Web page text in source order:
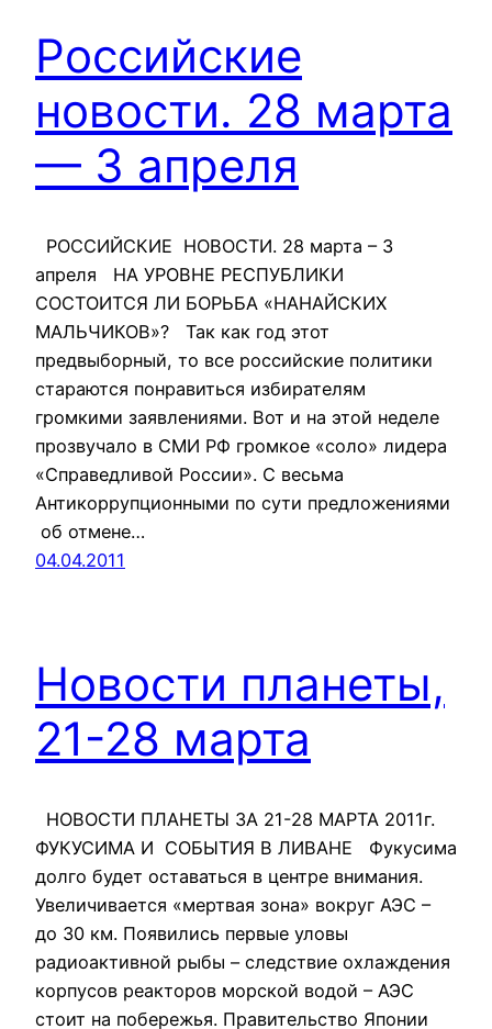
Российские
новости. 28 марта
— 3 апреля
РОССИЙСКИЕ НОВОСТИ. 28 марта – 3
апреля НА УРОВНЕ РЕСПУБЛИКИ
СОСТОИТСЯ ЛИ БОРЬБА «НАНАЙСКИХ
МАЛЬЧИКОВ»? Так как год этот
предвыборный, то все российские политики
стараются понравиться избирателям
громкими заявлениями. Вот и на этой неделе
прозвучало в СМИ РФ громкое «соло» лидера
«Справедливой России». С весьма
Антикоррупционными по сути предложениями
об отмене…
04.04.2011
Новости планеты,
21-28 марта
НОВОСТИ ПЛАНЕТЫ ЗА 21-28 МАРТА 2011г.
ФУКУСИМА И СОБЫТИЯ В ЛИВАНЕ Фукусима
долго будет оставаться в центре внимания.
Увеличивается «мертвая зона» вокруг АЭС –
до 30 км. Появились первые уловы
радиоактивной рыбы – следствие охлаждения
корпусов реакторов морской водой – АЭС
стоит на побережья. Правительство Японии